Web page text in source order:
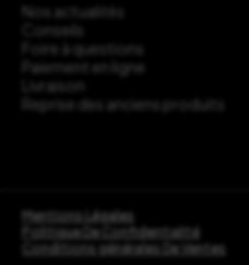
Nos actualités
Conseils
Foire à questions
Paiement en ligne
Livraison
Reprise des anciens produits
Mentions Légales
Politique De Confidentialité
Conditions générales De Ventes